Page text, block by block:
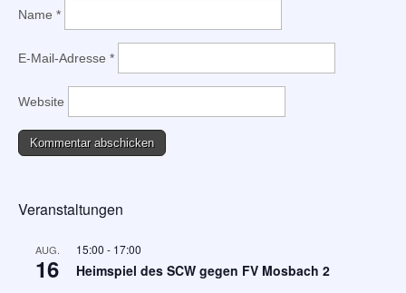
Name *
E-Mail-Adresse *
Website
Veranstaltungen
AUG.
16
15:00 - 17:00
Heimspiel des SCW gegen FV Mosbach 2